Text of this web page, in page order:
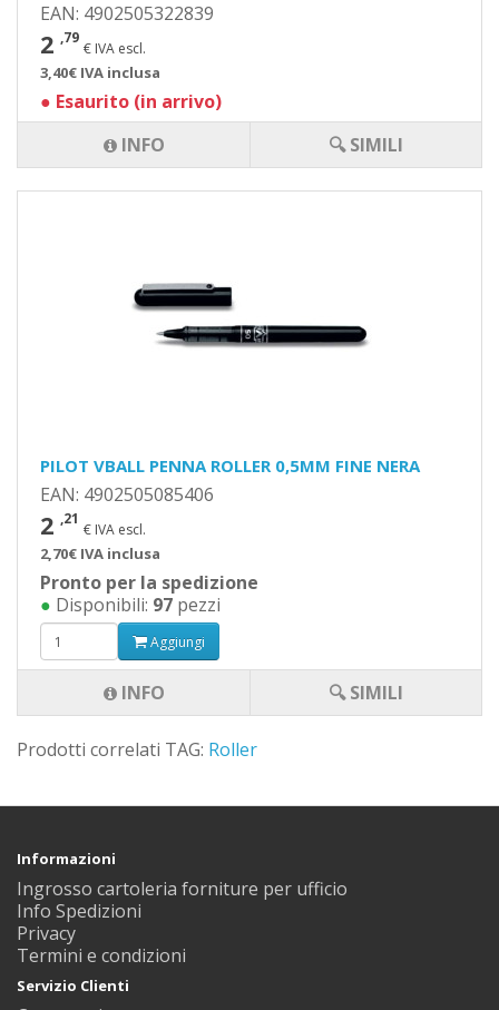
PILOT VBALL PENNA ROLLER 0,5MM FINE NERA
EAN: 4902505085406
2 ,21
€ IVA escl.
2,70€ IVA inclusa
Pronto per la spedizione
● Disponibili: 97 pezzi
Aggiungi
INFO 🔍 SIMILI
EAN: 4902505322839
2 ,79
€ IVA escl.
3,40€ IVA inclusa
● Esaurito (in arrivo)
INFO
🔍 SIMILI
Prodotti correlati TAG: Roller
Informazioni
Ingrosso cartoleria forniture per ufficio
Info Spedizioni
Privacy
Termini e condizioni
Servizio Clienti